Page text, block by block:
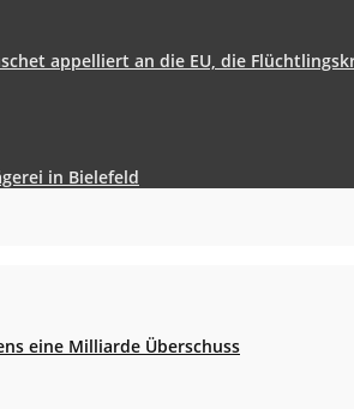
appelliert an die EU, die
in Bielefeld
eine Milliarde Überschuss